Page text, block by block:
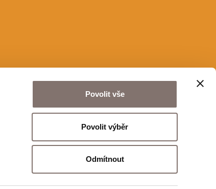
Povolit vše
Povolit výběr
Odmítnout